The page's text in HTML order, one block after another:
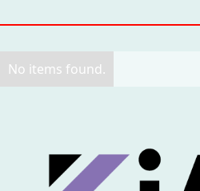
No items found.